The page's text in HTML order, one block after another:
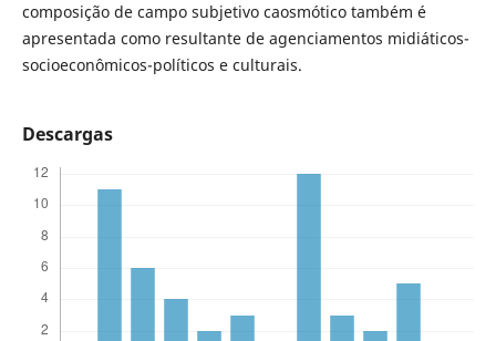
composição de campo subjetivo caosmótico também é
apresentada como resultante de agenciamentos midiáticos-
socioeconômicos-políticos e culturais.
Descargas